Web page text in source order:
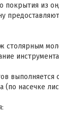
покрытия из
столярным
выполняется
(по насечке